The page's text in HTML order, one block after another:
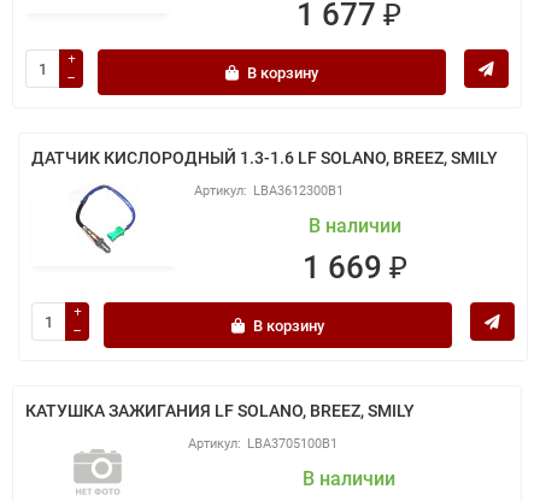
1 677 ₽
В корзину
ДАТЧИК КИСЛОРОДНЫЙ 1.3-1.6 LF SOLANO, BREEZ, SMILY
LBA3612300B1
В наличии
1 669 ₽
В корзину
КАТУШКА ЗАЖИГАНИЯ LF SOLANO, BREEZ, SMILY
LBA3705100B1
В наличии